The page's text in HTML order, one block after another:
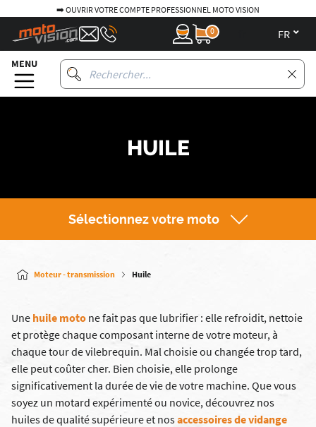
➡️ OUVRIR VOTRE COMPTE PROFESSIONNEL MOTO VISION
0
MENU
HUILE
Sélectionnez votre moto
Moteur - transmission Huile
Une huile moto ne fait pas que lubrifier : elle refroidit, nettoie
et protège chaque composant interne de votre moteur, à
chaque tour de vilebrequin. Mal choisie ou changée trop tard,
elle peut coûter cher. Bien choisie, elle prolonge
significativement la durée de vie de votre machine. Que vous
soyez un motard expérimenté ou novice, découvrez nos
huiles de qualité supérieure et nosaccessoires de vidange